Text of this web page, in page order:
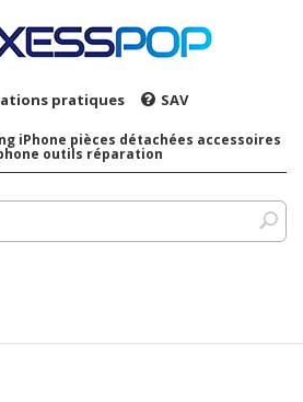
pratiques SAV
iPhone pièces détachées accessoires
outils réparation